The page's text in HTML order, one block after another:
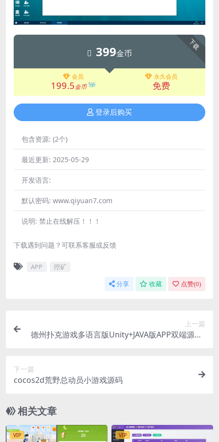
下载
399金币
会员
199.5金币 5折
永久会员
免费
登录后购买
包含资源: (2个)
最近更新: 2025-05-29
开发语言:
默认密码: www.qiyuan7.com
说明: 禁止在线解压！！！
下载遇到问题？可联系客服或反馈
APP 挖矿
分享 收藏 点赞(0)
上一篇
德州扑克游戏多语言版Unity+JAVA版APP双端源码/
下一篇
cocos2d荒野总动员小游戏源码
相关文章
VIP VIP